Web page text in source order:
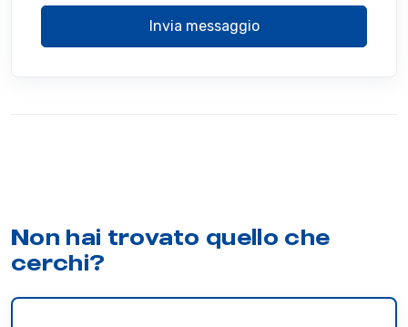
Invia messaggio
Non hai trovato quello che
cerchi?